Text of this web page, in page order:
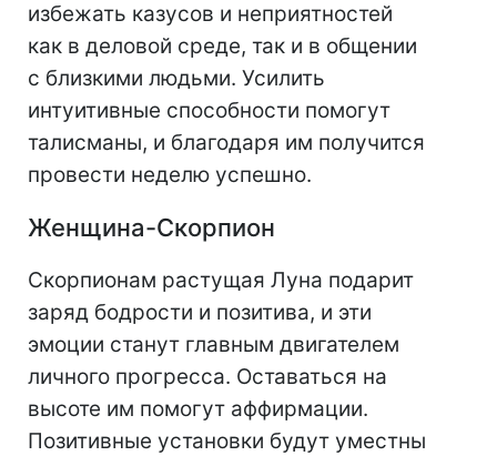
избежать казусов и неприятностей
как в деловой среде, так и в общении
с близкими людьми. Усилить
интуитивные способности помогут
талисманы, и благодаря им получится
провести неделю успешно.
Женщина-Скорпион
Скорпионам растущая Луна подарит
заряд бодрости и позитива, и эти
эмоции станут главным двигателем
личного прогресса. Оставаться на
высоте им помогут аффирмации.
Позитивные установки будут уместны